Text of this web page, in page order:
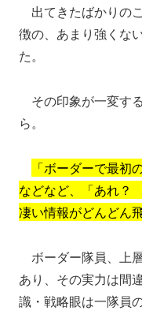
出てきたばかりの
徴の、あまり強くな
た。
その印象が一変す
ら。
「ボーダーで最初
などなど、「あれ？
凄い情報がどんどん
ボーダー隊員、上
あり、その実力は間
識・戦略眼は一隊員